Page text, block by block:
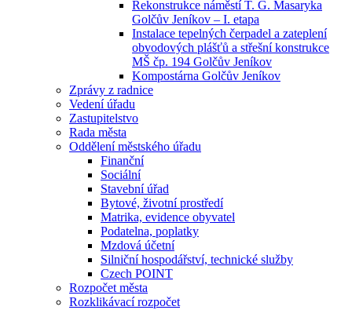
Rekonstrukce náměstí T. G. Masaryka
Golčův Jeníkov – I. etapa
Instalace tepelných čerpadel a zateplení
obvodových plášťů a střešní konstrukce
MŠ čp. 194 Golčův Jeníkov
Kompostárna Golčův Jeníkov
Zprávy z radnice
Vedení úřadu
Zastupitelstvo
Rada města
Oddělení městského úřadu
Finanční
Sociální
Stavební úřad
Bytové, životní prostředí
Matrika, evidence obyvatel
Podatelna, poplatky
Mzdová účetní
Silniční hospodářství, technické služby
Czech POINT
Rozpočet města
Rozklikávací rozpočet